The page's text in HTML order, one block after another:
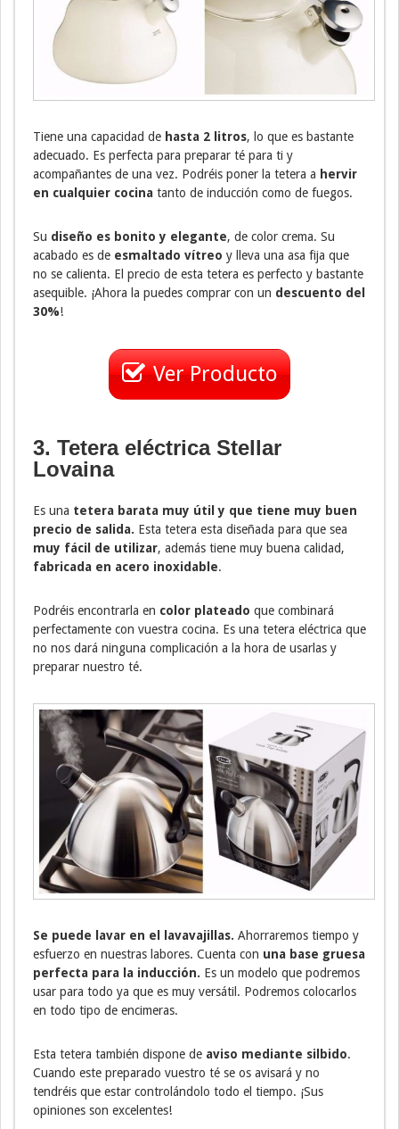
Tiene una capacidad de hasta 2 litros, lo que es bastante
adecuado. Es perfecta para preparar té para ti y
acompañantes de una vez. Podréis poner la tetera a hervir
en cualquier cocina tanto de inducción como de fuegos.
Su diseño es bonito y elegante, de color crema. Su
acabado es de esmaltado vítreo y lleva una asa fija que
no se calienta. El precio de esta tetera es perfecto y bastante
asequible. ¡Ahora la puedes comprar con un descuento del
30%!
Ver Producto
3. Tetera eléctrica Stellar
Lovaina
Es una tetera barata muy útil y que tiene muy buen
precio de salida. Esta tetera esta diseñada para que sea
muy fácil de utilizar, además tiene muy buena calidad,
fabricada en acero inoxidable.
Podréis encontrarla en color plateado que combinará
perfectamente con vuestra cocina. Es una tetera eléctrica que
no nos dará ninguna complicación a la hora de usarlas y
preparar nuestro té.
Se puede lavar en el lavavajillas. Ahorraremos tiempo y
esfuerzo en nuestras labores. Cuenta con una base gruesa
perfecta para la inducción. Es un modelo que podremos
usar para todo ya que es muy versátil. Podremos colocarlos
en todo tipo de encimeras.
Esta tetera también dispone de aviso mediante silbido.
Cuando este preparado vuestro té se os avisará y no
tendréis que estar controlándolo todo el tiempo. ¡Sus
opiniones son excelentes!